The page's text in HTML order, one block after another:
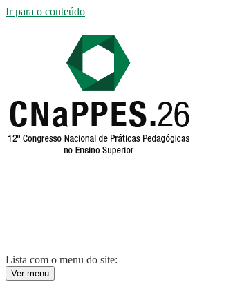
Ir para o conteúdo
Lista com o menu do site:
Ver menu